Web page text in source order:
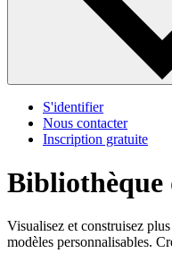
S'identifier
Nous contacter
Inscription gratuite
Bibliothèque
Visualisez et construisez
modèles personnalisables.